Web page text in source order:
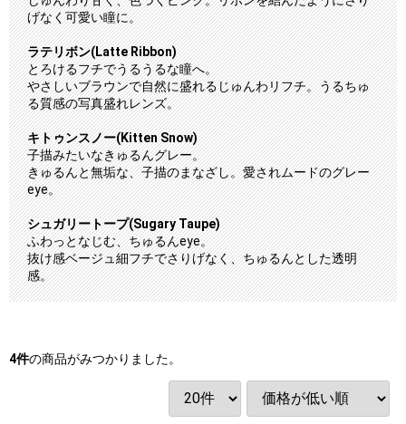
げなく可愛い瞳に。
ラテリボン(Latte Ribbon)
とろけるフチでうるうるな瞳へ。
やさしいブラウンで自然に盛れるじゅんわリフチ。うるちゅ
る質感の写真盛れレンズ。
キトゥンスノー(Kitten Snow)
子描みたいなきゅるんグレー。
きゅるんと無垢な、子描のまなざし。愛されムードのグレー
eye。
シュガリートープ(Sugary Taupe)
ふわっとなじむ、ちゅるんeye。
抜け感ベージュ細フチでさりげなく、ちゅるんとした透明
感。
4件の商品がみつかりました。